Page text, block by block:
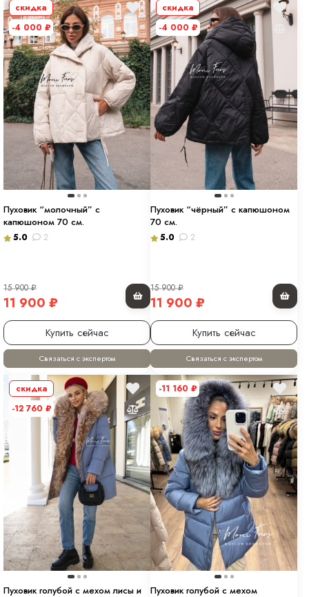
скидка
-4 000 ₽
Пуховик “молочный” с
капюшоном 70 см.
5.0 2
15 900₽
11 900 ₽
Купить сейчас
Связаться с экспертом
скидка
-4 000 ₽
Пуховик “чёрный” с капюшоном
70 см.
5.0 2
15 900₽
11 900 ₽
Купить сейчас
Связаться с экспертом
скидка
-12 760 ₽
Пуховик голубой с мехом лисы и
-11 160 ₽
Пуховик голубой с мехом